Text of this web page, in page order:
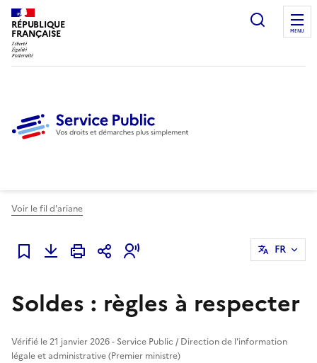
RÉPUBLIQUE
FRANÇAISE
Ouvrir
MENU
Voir le fil d'ariane
Ajouter à mes favoris
FR
Soldes : règles à respecter
Vérifié le 21 janvier 2026 - Service Public / Direction de l'information
légale et administrative (Premier ministre)